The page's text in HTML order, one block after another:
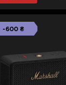
-600 ₴